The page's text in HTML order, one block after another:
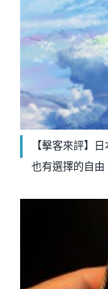
【擊客來評】
也有選擇的自由